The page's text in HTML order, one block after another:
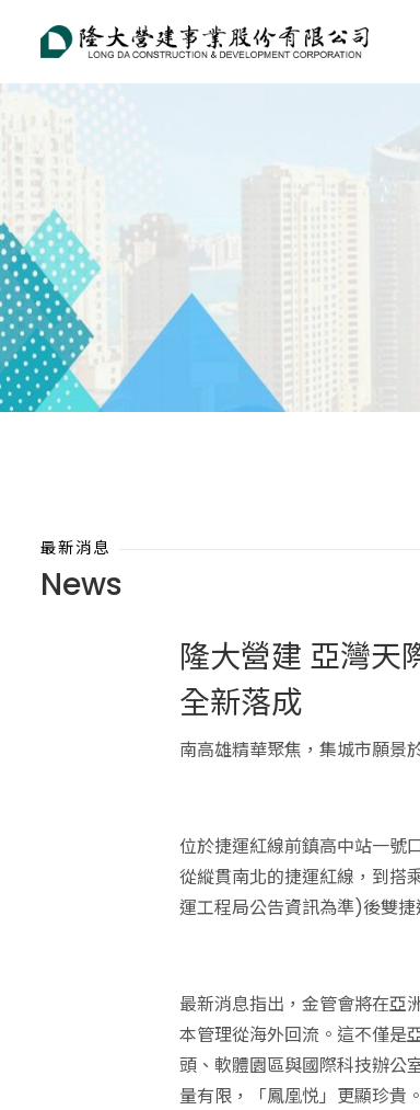
最新消息
News
隆大營建 亞灣天
全新落成
南高雄精華聚焦，集城市願景
位於捷運紅線前鎮高中站一號
從縱貫南北的捷運紅線，到搭
運工程局公告資訊為準)後雙
最新消息指出，金管會將在亞
本管理從海外回流。這不僅是
頭、軟體園區與國際科技辦公
量有限，「鳳凰悦」更顯珍貴。